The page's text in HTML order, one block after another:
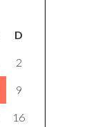
D
2
9
16